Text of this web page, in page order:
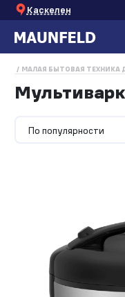
Каскелен
МАЛАЯ БЫТОВАЯ ТЕХНИКА
По популярности